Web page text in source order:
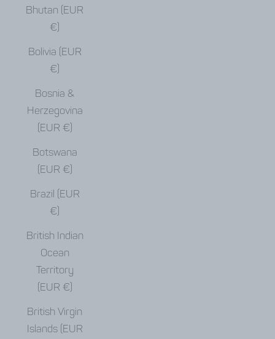
Bhutan (EUR
€)
Bolivia (EUR
€)
Bosnia &
Herzegovina
(EUR €)
Botswana
(EUR €)
Brazil (EUR
€)
British Indian
Ocean
Territory
(EUR €)
British Virgin
Islands (EUR